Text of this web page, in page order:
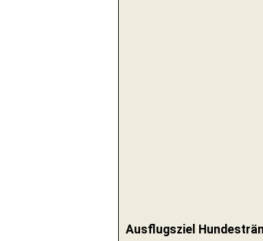
Ausflugsziel